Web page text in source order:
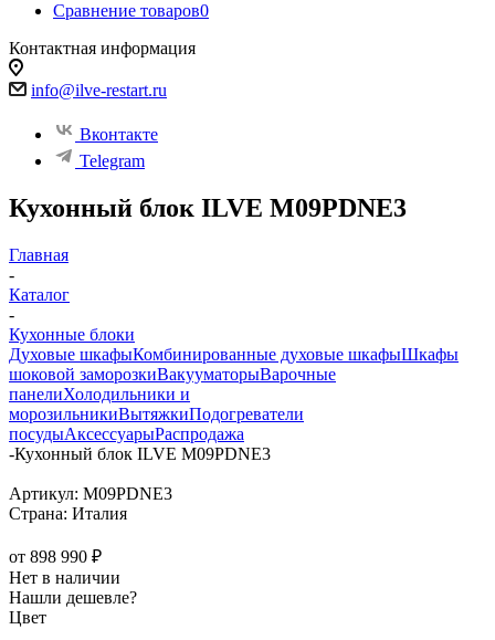
Сравнение товаров0
Контактная информация
info@ilve-restart.ru
Вконтакте
Telegram
Кухонный блок ILVE M09PDNE3
Главная
-
Каталог
-
Кухонные блоки
Духовые шкафыКомбинированные духовые шкафыШкафы
шоковой заморозкиВакууматорыВарочные
панелиХолодильники и
морозильникиВытяжкиПодогреватели
посудыАксессуарыРаспродажа
-Кухонный блок ILVE M09PDNE3
Артикул: M09PDNE3
Страна: Италия
от 898 990 ₽
Нет в наличии
Нашли дешевле?
Цвет